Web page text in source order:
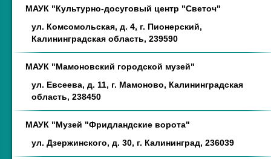
МАУК "Культурно-досуговый центр "Светоч"
ул. Комсомольская, д. 4, г. Пионерский,
Калининградская область, 239590
МАУК "Мамоновский городской музей"
ул. Евсеева, д. 11, г. Мамоново, Калининградская
область, 238450
МАУК "Музей "Фридландские ворота"
ул. Дзержинского, д. 30, г. Калининград, 236039